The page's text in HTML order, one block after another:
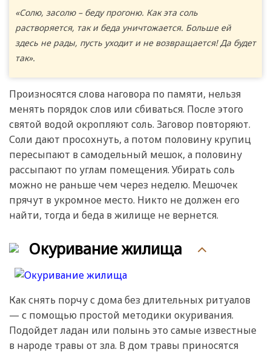
«Солю, засолю – беду прогоню. Как эта соль
растворяется, так и беда уничтожается. Больше ей
здесь не рады, пусть уходит и не возвращается! Да будет
так».
Произносятся слова наговора по памяти, нельзя
менять порядок слов или сбиваться. После этого
святой водой окропляют соль. Заговор повторяют.
Соли дают просохнуть, а потом половину крупиц
пересыпают в самодельный мешок, а половину
рассыпают по углам помещения. Убирать соль
можно не раньше чем через неделю. Мешочек
прячут в укромное место. Никто не должен его
найти, тогда и беда в жилище не вернется.
Окуривание жилища
Как снять порчу с дома без длительных ритуалов
— с помощью простой методики окуривания.
Подойдет ладан или полынь это самые известные
в народе травы от зла. В дом травы приносятся